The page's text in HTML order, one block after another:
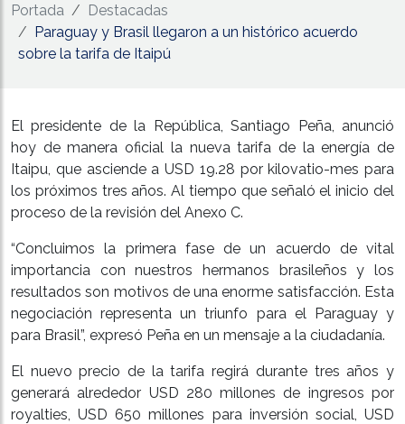
Portada
Destacadas
Paraguay y Brasil llegaron a un histórico acuerdo
sobre la tarifa de Itaipú
El presidente de la República, Santiago Peña, anunció
hoy de manera oficial la nueva tarifa de la energía de
Itaipu, que asciende a USD 19.28 por kilovatio-mes para
los próximos tres años. Al tiempo que señaló el inicio del
proceso de la revisión del Anexo C.
“Concluimos la primera fase de un acuerdo de vital
importancia con nuestros hermanos brasileños y los
resultados son motivos de una enorme satisfacción. Esta
negociación representa un triunfo para el Paraguay y
para Brasil”, expresó Peña en un mensaje a la ciudadanía.
El nuevo precio de la tarifa regirá durante tres años y
generará alrededor USD 280 millones de ingresos por
royalties, USD 650 millones para inversión social, USD